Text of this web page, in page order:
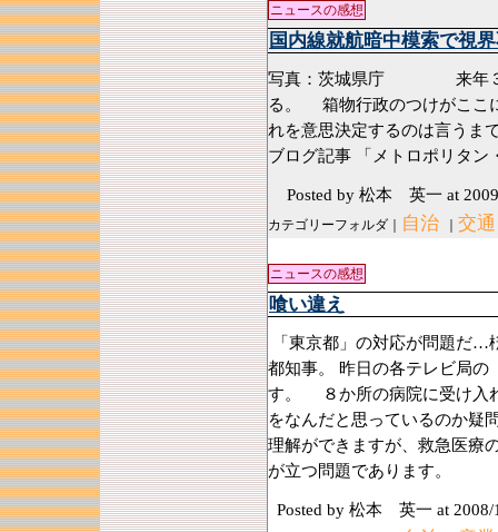
ニュースの感想
国内線就航暗中模索で視
写真：茨城県庁 来年３月
る。 箱物行政のつけがここ
れを意思決定するのは言うま
ブログ記事 「メトロポリタ
Posted by 松本 英一 at
カテゴリーフォルダ｜ 自治 交通
ニュースの感想
喰い違え
「東京都」の対応が問題だ…
都知事。 昨日の各テレビ局の
す。 ８か所の病院に受け入
をなんだと思っているのか
理解ができますが、救急医療
が立つ問題であります。
Posted by 松本 英一 at